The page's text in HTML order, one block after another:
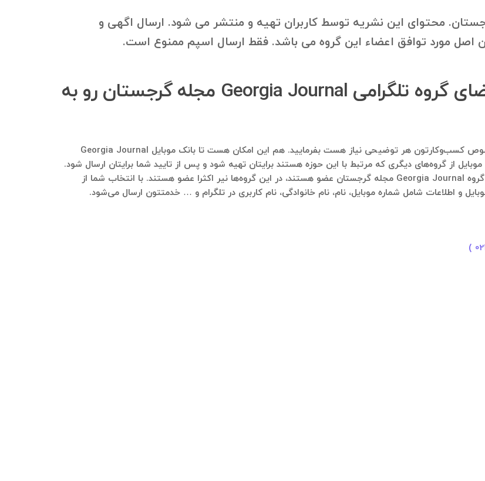
محتوای این نشریه توسط کاربران تهیه و منتشر می شود. ارسال اگهی و
اصل مورد توافق اعضاء این گروه می باشد. فقط ارسال اسپم ممنوع است.
چگونه می‌توانم بانک اطلاعاتی اعضای گروه تلگرامی Georgia Journal مجله گرجستان رو به
لطفا در تلگرام به شماره ۰۹۱۲۱۴۰۰۲۳۷ پیام ارسال فرمایید و در خصوص کسب‌وکارتون هر توضیحی نیاز هست بفرمایید. هم این امکان هست تا بانک موبایل Georgia Journal
از گروه‌های دیگری که مرتبط با این حوزه هستند برایتان تهیه شود و پس از تایید شما برایتان ارسال شود.
در ادامه لیستی از گروه‌های تلگرامی آمده است که عزیزانی که در گروه Georgia Journal مجله گرجستان عضو هستند، در این گروه‌ها نیر اکثرا عضو هستند. با انتخاب شما از
و اطلاعات شامل شماره موبایل، نام، نام خانوادگی، نام کاربری در تلگرام و … خدمتتون ارسال می‌شود.